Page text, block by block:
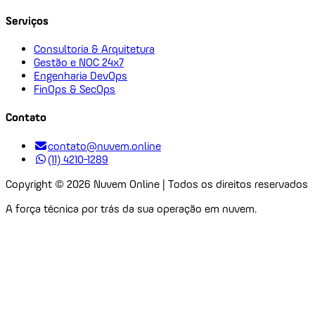
Serviços
Consultoria & Arquitetura
Gestão e NOC 24x7
Engenharia DevOps
FinOps & SecOps
Contato
contato@nuvem.online
(11) 4210-1289
Copyright © 2026 Nuvem Online | Todos os direitos reservados
A força técnica por trás da sua operação em nuvem.